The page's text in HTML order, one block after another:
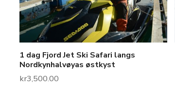
1 dag Fjord Jet Ski Safari langs
Nordkynhalvøyas østkyst
kr3,500.00